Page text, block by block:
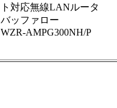
ト対応無線LANルータ
バッファロー
WZR-AMPG300NH/P